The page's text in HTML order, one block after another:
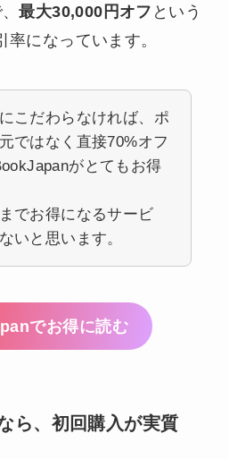
最大30,000円オフ という
になっています。
こだわらなければ、ポ
ではなく直接70%オフ
がとてもお得
でお得になるサービ
いと思います。
でお得に読む
ら、初回購入が実質